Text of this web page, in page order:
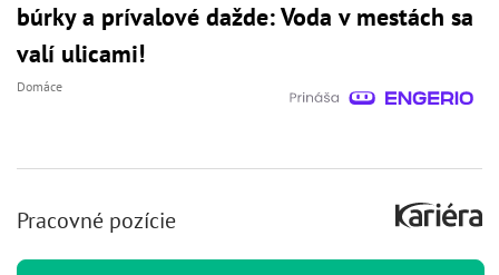
búrky a prívalové dažde: Voda v mestách sa
valí ulicami!
Domáce
Pracovné pozície